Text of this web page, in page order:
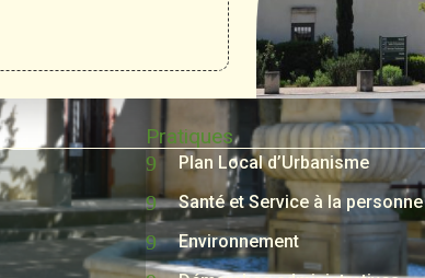
Pratiques
Plan Local d’Urbanisme
Santé et Service à la personne
Environnement